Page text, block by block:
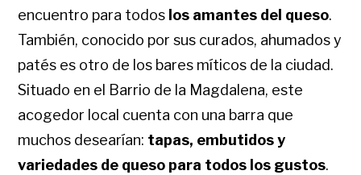
encuentro para todos los amantes del queso.
También, conocido por sus curados, ahumados y
patés es otro de los bares míticos de la ciudad.
Situado en el Barrio de la Magdalena, este
acogedor local cuenta con una barra que
muchos desearían: tapas, embutidos y
variedades de queso para todos los gustos.